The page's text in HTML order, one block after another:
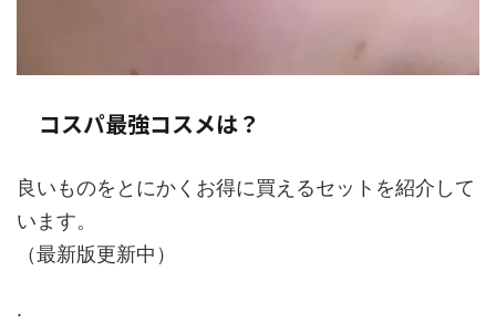
コスパ最強コスメは？
良いものをとにかくお得に買えるセットを紹介して
います。
（最新版更新中）
.